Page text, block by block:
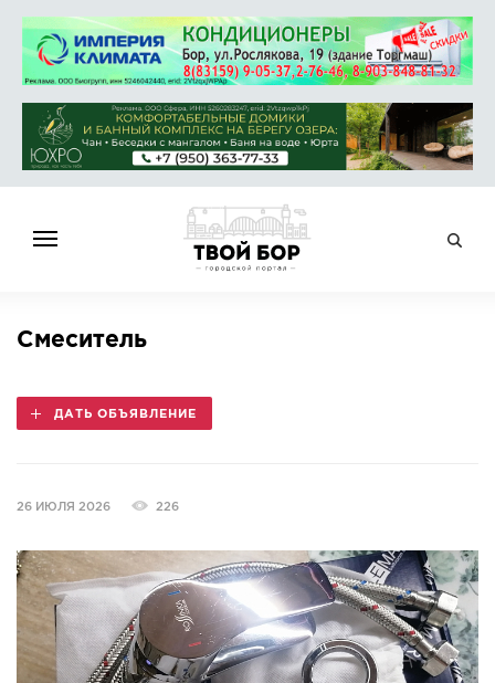
НОВОСТИ
ОБЪЯВЛЕНИЯ
КАМЕРЫ
КОНКУРСЫ
СТАТЬИ
ГОЛОСОВАНИЯ
Смеситель
ДАТЬ ОБЪЯВЛЕНИЕ
26 ИЮЛЯ 2026 226